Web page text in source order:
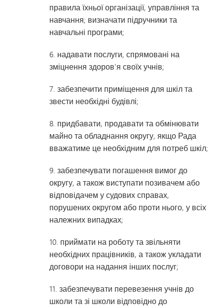
правила їхньої організації, управління та
навчання; визначати підручники та
навчальні програми;
6. надавати послуги, спрямовані на
зміцнення здоров’я своїх учнів;
7. забезпечити приміщення для шкіл та
звести необхідні будівлі;
8. придбавати, продавати та обмінювати
майно та обладнання округу, якщо Рада
вважатиме це необхідним для потреб шкіл;
9. забезпечувати погашення вимог до
округу, а також виступати позивачем або
відповідачем у судових справах,
порушених округом або проти нього, у всіх
належних випадках;
10. приймати на роботу та звільняти
необхідних працівників, а також укладати
договори на надання інших послуг;
11. забезпечувати перевезення учнів до
школи та зі школи відповідно до